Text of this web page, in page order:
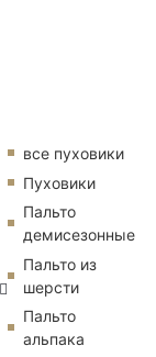
все пуховики
Пуховики
Пальто
демисезонные
Пальто из
шерсти
Пальто
альпака